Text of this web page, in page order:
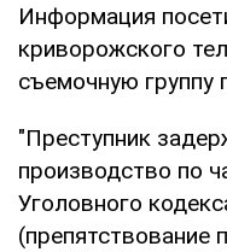
Информация
криворожского
съемочную группу
"Преступник
производство по
Уголовного
(препятствование